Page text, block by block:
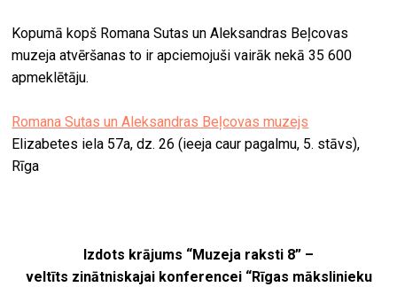
Kopumā kopš Romana Sutas un Aleksandras Beļcovas
muzeja atvēršanas to ir apciemojuši vairāk nekā 35 600
apmeklētāju.
Romana Sutas un Aleksandras Beļcovas muzejs
Elizabetes iela 57a, dz. 26 (ieeja caur pagalmu, 5. stāvs),
Rīga
Izdots krājums “Muzeja raksti 8” –
veltīts zinātniskajai konferencei “Rīgas mākslinieku